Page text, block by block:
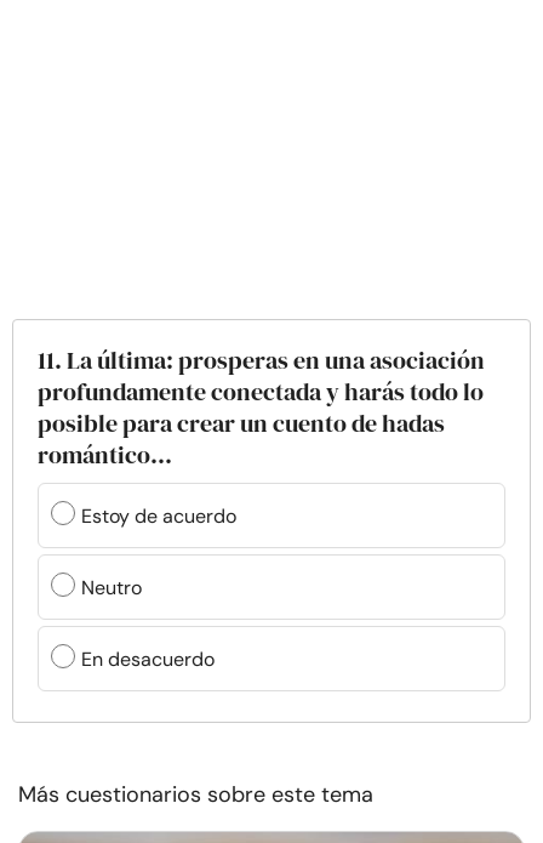
11. La última: prosperas en una asociación
profundamente conectada y harás todo lo
posible para crear un cuento de hadas
romántico...
Estoy de acuerdo
Neutro
En desacuerdo
Más cuestionarios sobre este tema